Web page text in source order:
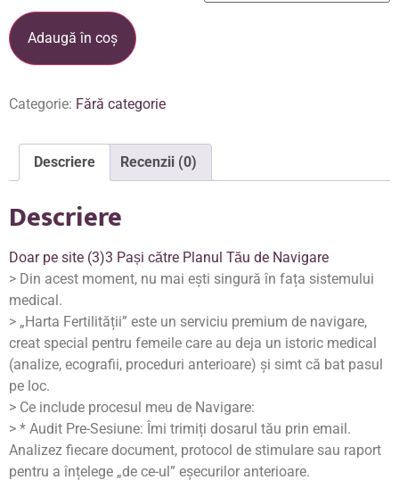
Adaugă în coș
Categorie: Fără categorie
Descriere Recenzii (0)
Descriere
Doar pe site (3)3 Pași către Planul Tău de Navigare
> Din acest moment, nu mai ești singură în fața sistemului
medical.
> „Harta Fertilității” este un serviciu premium de navigare,
creat special pentru femeile care au deja un istoric medical
(analize, ecografii, proceduri anterioare) și simt că bat pasul
pe loc.
> Ce include procesul meu de Navigare:
> * Audit Pre-Sesiune: Îmi trimiți dosarul tău prin email.
Analizez fiecare document, protocol de stimulare sau raport
pentru a înțelege „de ce-ul” eșecurilor anterioare.